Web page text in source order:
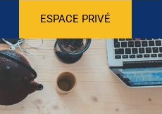
ESPACE PRIVÉ